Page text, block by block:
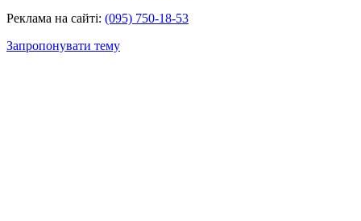
Реклама на сайті: (095) 750-18-53
Запропонувати тему